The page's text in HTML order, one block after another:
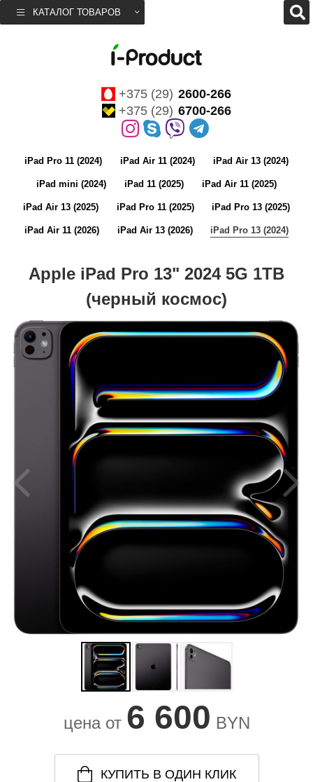
КАТАЛОГ ТОВАРОВ
+375 (29) 2600-266
+375 (29) 6700-266
iPad Pro 11 (2024) iPad Air 11 (2024) iPad Air 13 (2024)
iPad mini (2024) iPad 11 (2025) iPad Air 11 (2025)
iPad Air 13 (2025) iPad Pro 11 (2025) iPad Pro 13 (2025)
iPad Air 11 (2026) iPad Air 13 (2026) iPad Pro 13 (2024)
Apple iPad Pro 13" 2024 5G 1TB
(черный космос)
цена от 6 600 BYN
КУПИТЬ В ОДИН КЛИК